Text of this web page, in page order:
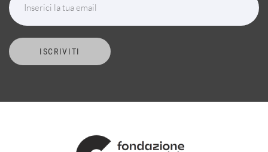
Inserici la tua email
ISCRIVITI